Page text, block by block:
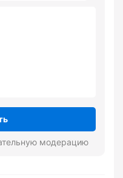
модерацию